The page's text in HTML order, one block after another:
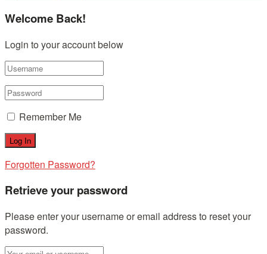
Welcome Back!
Login to your account below
Remember Me
Forgotten Password?
Retrieve your password
Please enter your username or email address to reset your
password.